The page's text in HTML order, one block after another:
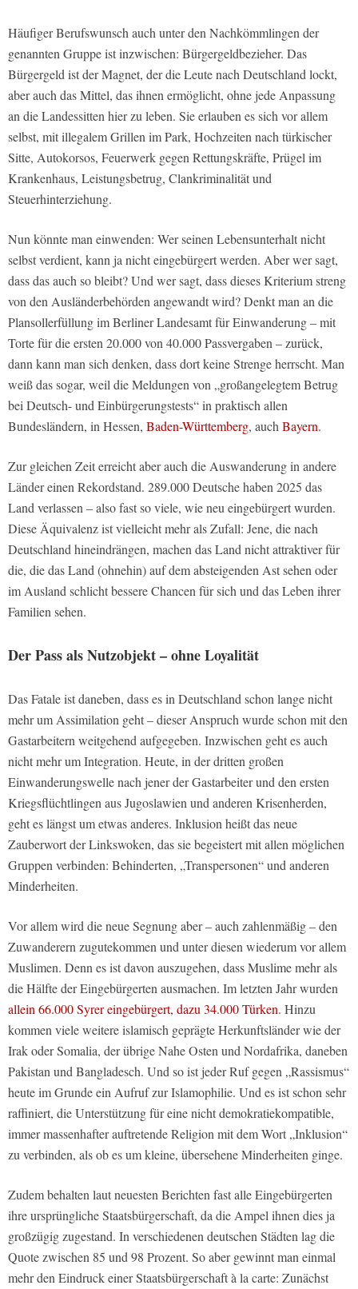
Häufiger Berufswunsch auch unter den Nachkömmlingen der
genannten Gruppe ist inzwischen: Bürgergeldbezieher. Das
Bürgergeld ist der Magnet, der die Leute nach Deutschland lockt,
aber auch das Mittel, das ihnen ermöglicht, ohne jede Anpassung
an die Landessitten hier zu leben. Sie erlauben es sich vor allem
selbst, mit illegalem Grillen im Park, Hochzeiten nach türkischer
Sitte, Autokorsos, Feuerwerk gegen Rettungskräfte, Prügel im
Krankenhaus, Leistungsbetrug, Clankriminalität und
Steuerhinterziehung.
Nun könnte man einwenden: Wer seinen Lebensunterhalt nicht
selbst verdient, kann ja nicht eingebürgert werden. Aber wer sagt,
dass das auch so bleibt? Und wer sagt, dass dieses Kriterium streng
von den Ausländerbehörden angewandt wird? Denkt man an die
Plansollerfüllung im Berliner Landesamt für Einwanderung – mit
Torte für die ersten 20.000 von 40.000 Passvergaben – zurück,
dann kann man sich denken, dass dort keine Strenge herrscht. Man
weiß das sogar, weil die Meldungen von „großangelegtem Betrug
bei Deutsch- und Einbürgerungstests“ in praktisch allen
Bundesländern, in Hessen, Baden-Württemberg, auchBayern.
Zur gleichen Zeit erreicht aber auch die Auswanderung in andere
Länder einen Rekordstand. 289.000 Deutsche haben 2025 das
Land verlassen – also fast so viele, wie neu eingebürgert wurden.
Diese Äquivalenz ist vielleicht mehr als Zufall: Jene, die nach
Deutschland hineindrängen, machen das Land nicht attraktiver für
die, die das Land (ohnehin) auf dem absteigenden Ast sehen oder
im Ausland schlicht bessere Chancen für sich und das Leben ihrer
Familien sehen.
Der Pass als Nutzobjekt – ohne Loyalität
Das Fatale ist daneben, dass es in Deutschland schon lange nicht
mehr um Assimilation geht – dieser Anspruch wurde schon mit den
Gastarbeitern weitgehend aufgegeben. Inzwischen geht es auch
nicht mehr um Integration. Heute, in der dritten großen
Einwanderungswelle nach jener der Gastarbeiter und den ersten
Kriegsflüchtlingen aus Jugoslawien und anderen Krisenherden,
geht es längst um etwas anderes. Inklusion heißt das neue
Zauberwort der Linkswoken, das sie begeistert mit allen möglichen
Gruppen verbinden: Behinderten, „Transpersonen“ und anderen
Minderheiten.
Vor allem wird die neue Segnung aber – auch zahlenmäßig – den
Zuwanderern zugutekommen und unter diesen wiederum vor allem
Muslimen. Denn es ist davon auszugehen, dass Muslime mehr als
die Hälfte der Eingebürgerten ausmachen. Im letzten Jahr wurden
allein 66.000 Syrer eingebürgert, dazu 34.000 Türken. Hinzu
kommen viele weitere islamisch geprägte Herkunftsländer wie der
Irak oder Somalia, der übrige Nahe Osten und Nordafrika, daneben
Pakistan und Bangladesch. Und so ist jeder Ruf gegen „Rassismus“
heute im Grunde ein Aufruf zur Islamophilie. Und es ist schon sehr
raffiniert, die Unterstützung für eine nicht demokratiekompatible,
immer massenhafter auftretende Religion mit dem Wort „Inklusion“
zu verbinden, als ob es um kleine, übersehene Minderheiten ginge.
Zudem behalten laut neuesten Berichten fast alle Eingebürgerten
ihre ursprüngliche Staatsbürgerschaft, da die Ampel ihnen dies ja
großzügig zugestand. In verschiedenen deutschen Städten lag die
Quote zwischen 85 und 98 Prozent. So aber gewinnt man einmal
mehr den Eindruck einer Staatsbürgerschaft à la carte: Zunächst